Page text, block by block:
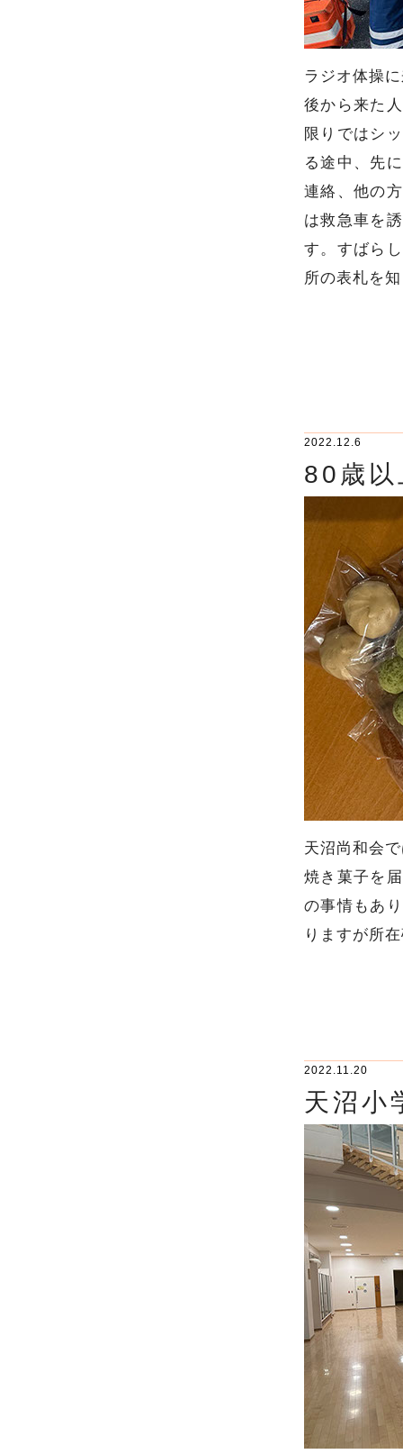
ラジオ体操
後から来た
限りではシ
る途中、先
連絡、他の
は救急車を
す。すばら
所の表札を
2022.12.6
80歳
天沼尚和会
焼き菓子を
の事情もあ
りますが所
2022.11.20
天沼小